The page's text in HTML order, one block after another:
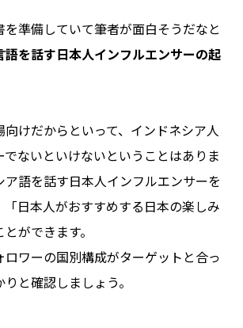
を準備していて筆者が面白そうだなと
語を話す日本人インフルエンサーの起
向けだからといって、インドネシア人
でないといけないということはありま
ア語を話す日本人インフルエンサーを
「日本人がおすすめする日本の楽しみ
ができます。
ロワーの国別構成がターゲットと合っ
と確認しましょう。